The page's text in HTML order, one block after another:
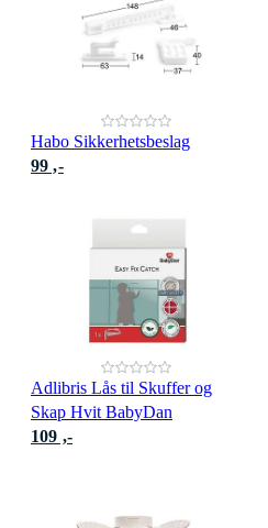
Habo Sikkerhetsbeslag
99 ,-
Adlibris Lås til Skuffer og
Skap Hvit BabyDan
109 ,-